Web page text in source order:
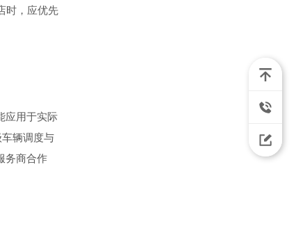
时，应优先
应用于实际
辆调度与
务商合作